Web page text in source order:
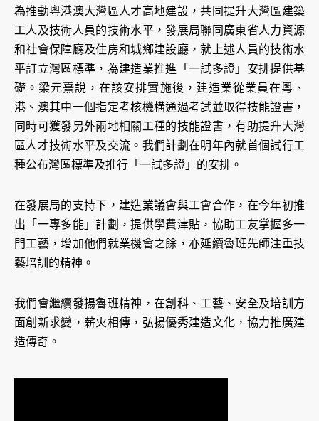
為推動粵港澳大灣區人才高地建設，共同提升大灣區建築
工人及技術人員的技術水平，發展局聯同廣東省人力資源
和社會保障廳及住房和城鄉建設廳，就上述人員的技術水
平訂立灣區標準，為建造業推進「一試多證」安排提供基
礎。梁元熹說，在該安排實施後，建造業從業員在粵、
港、澳其中一個指定考核機構通過考試並取得技能證書，
同時可獲發另外兩地相關工種的技能證書，有助提升大灣
區人才技術水平及交流。我們計劃在明年內就首個試行工
種公布灣區標準及推行「一試多證」的安排。
在發展局的支持下，建造業議會與工會合作，在今年初推
出「一專多能」計劃，提供學費津貼，協助工友掌握多一
門工藝，增加他們就業機會之餘，亦延續魯班先師注重技
藝培訓的精神。
我們會繼續發揚魯班精神，在創科、工藝、安全及培訓方
面創新求變，薪火相傳，弘揚優秀建造文化，協力推廣建
造傳奇。